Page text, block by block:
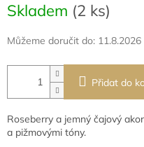
cena:
Skladem (2 ks)
Můžeme doručit do: 11.8.2026
Přidat do
Roseberry a jemný čajový
a pižmovými tóny.